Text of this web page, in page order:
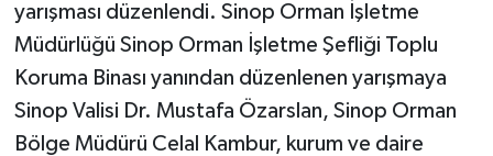
yarışması düzenlendi. Sinop Orman İşletme
Müdürlüğü Sinop Orman İşletme Şefliği Toplu
Koruma Binası yanından düzenlenen yarışmaya
Sinop Valisi Dr. Mustafa Özarslan, Sinop Orman
Bölge Müdürü Celal Kambur, kurum ve daire